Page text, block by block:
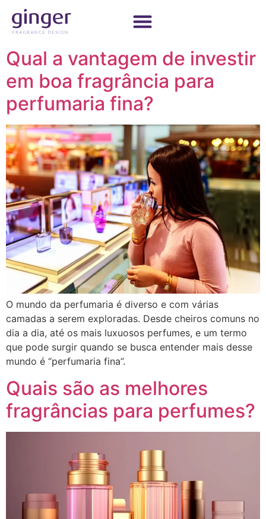
Qual a vantagem de investir
em boa fragrância para
perfumaria fina?
O mundo da perfumaria é diverso e com várias
camadas a serem exploradas. Desde cheiros comuns no
dia a dia, até os mais luxuosos perfumes, e um termo
que pode surgir quando se busca entender mais desse
mundo é “perfumaria fina”.
Quais são as melhores
fragrâncias para perfumes?